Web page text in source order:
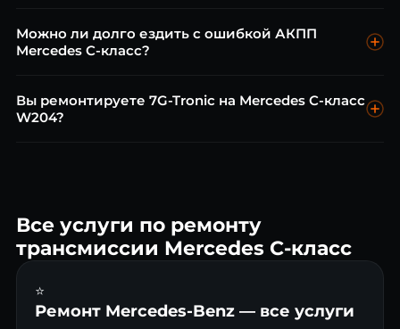
ремонт гидроблока от 18 000 ₽, капитальный ремонт от 30
000 ₽.
Можно ли долго ездить с ошибкой АКПП
Mercedes C-класс?
езды увеличивает стоимость ремонта в 2–3 раза.
Приезжайте на диагностику — она бесплатна.
Вы ремонтируете 7G-Tronic на Mercedes C-класс
W204?
Все услуги по ремонту
трансмиссии Mercedes C-класс
⭐
Ремонт Mercedes-Benz — все услуги